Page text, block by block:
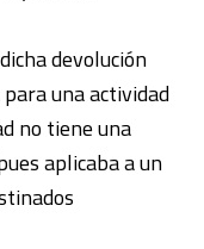
devolución
una actividad
no tiene una
aplicaba a un